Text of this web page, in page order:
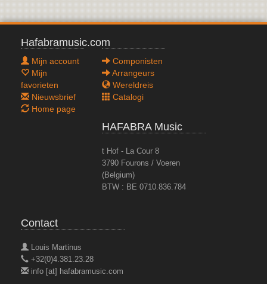
Hafabramusic.com
Mijn account
Mijn
favorieten
Nieuwsbrief
Home page
Componisten
Arrangeurs
Wereldreis
Catalogi
HAFABRA Music
t Hof - La Cour 8
3790 Fourons / Voeren
(Belgium)
BTW : BE 0710.836.784
Contact
Louis Martinus
+32(0)4.381.23.28
info [at] hafabramusic.com